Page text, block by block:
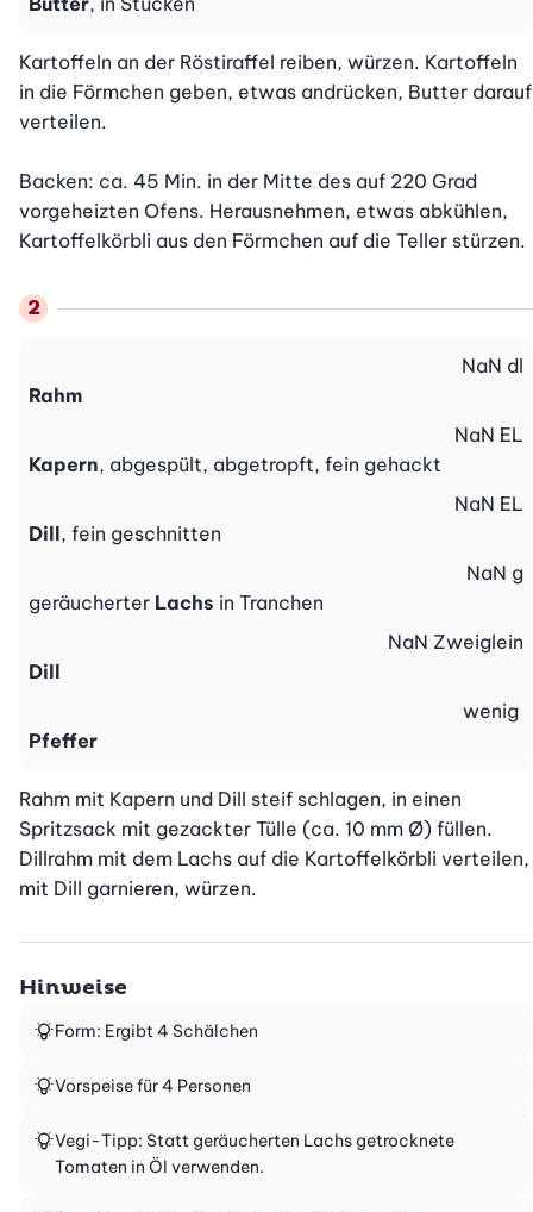
Kartoffeln an der Röstiraffel reiben, würzen. Kartoffeln
in die Förmchen geben, etwas andrücken, Butter darauf
verteilen.
Backen: ca. 45 Min. in der Mitte des auf 220 Grad
vorgeheizten Ofens. Herausnehmen, etwas abkühlen,
Kartoffelkörbli aus den Förmchen auf die Teller stürzen.
Rahm
NaN dl
Kapern, abgespült, abgetropft, fein gehackt
NaN EL
Dill, fein geschnitten
NaN EL
geräucherter Lachs in Tranchen
NaN g
Dill
NaN Zweiglein
Pfeffer
wenig
Rahm mit Kapern und Dill steif schlagen, in einen
Spritzsack mit gezackter Tülle (ca. 10 mm Ø) füllen.
Dillrahm mit dem Lachs auf die Kartoffelkörbli verteilen,
mit Dill garnieren, würzen.
Hinweise
Form: Ergibt 4 Schälchen
Vorspeise für 4 Personen
Vegi-Tipp: Statt geräucherten Lachs getrocknete
Tomaten in Öl verwenden.